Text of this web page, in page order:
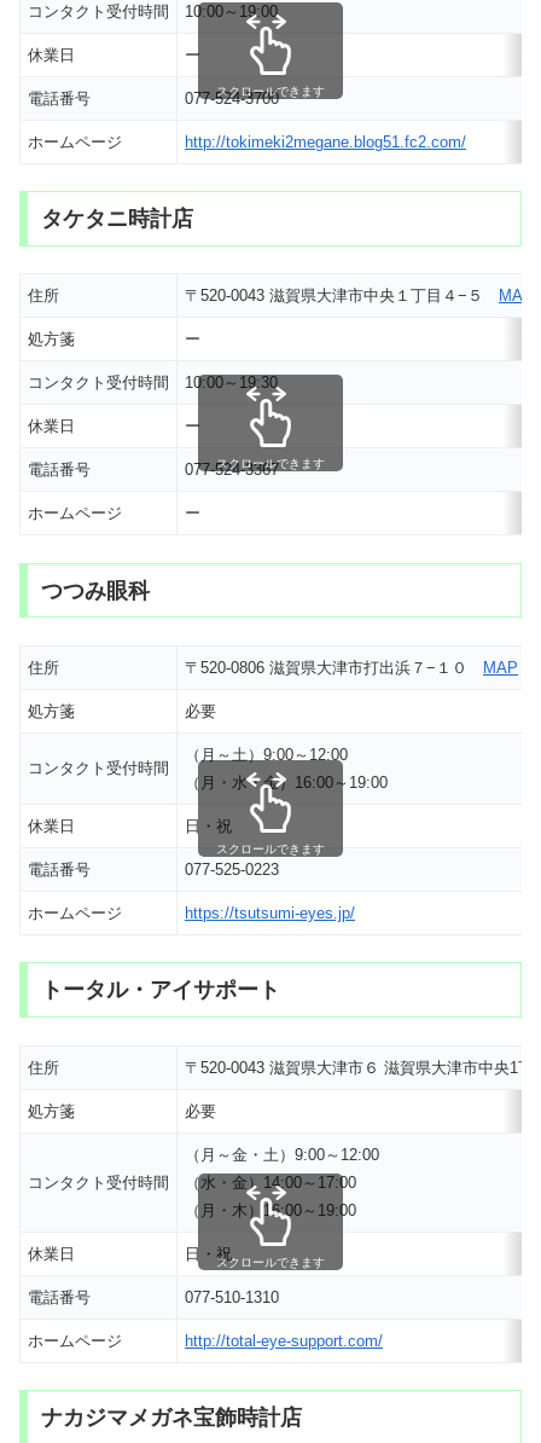
コンタクト受付時間 10:00～19:00
休業日 ー
電話番号 077-524-3700
ホームページ http://tokimeki2megane.blog51.fc2.com/
スクロールできます
タケタニ時計店
住所 〒520-0043 滋賀県大津市中央１丁目４−５ MAP
処方箋 ー
コンタクト受付時間 10:00～19:30
休業日 ー
電話番号 077-524-3367
ホームページ ー
スクロールできます
つつみ眼科
住所 〒520-0806 滋賀県大津市打出浜７−１０ MAP
処方箋 必要
コンタクト受付時間
（月～土）9:00～12:00
（月・水・金）16:00～19:00
休業日 日・祝
電話番号 077-525-0223
ホームページ https://tsutsumi-eyes.jp/
スクロールできます
トータル・アイサポート
住所 〒520-0043 滋賀県大津市６ 滋賀県大津市中央1
処方箋 必要
コンタクト受付時間
（月～金・土）9:00～12:00
（水・金）14:00～17:00
（月・木）16:00～19:00
休業日 日・祝
電話番号 077-510-1310
ホームページ http://total-eye-support.com/
スクロールできます
ナカジマメガネ宝飾時計店